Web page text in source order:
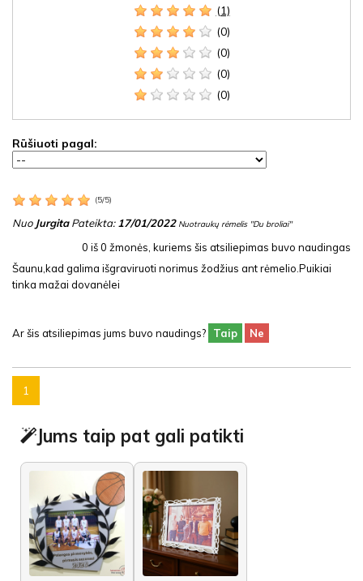
(1)
(0)
(0)
(0)
(0)
Rūšiuoti pagal:
(5/5)
Nuo JurgitaPateikta: 17/01/2022 Nuotraukų rėmelis "Du broliai"
0 iš0 žmonės, kuriems šis atsiliepimas buvo naudingas
Šaunu,kad galima išgraviruoti norimus žodžius ant rėmelio.Puikiai
tinka mažai dovanėlei
Ar šis atsiliepimas jums buvo naudings? Taip Ne
1
Jums taip pat gali patikti